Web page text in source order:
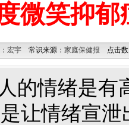
微笑抑郁
宏宇常识来源： 家庭保健报 点击数
情绪是有
让情绪宣